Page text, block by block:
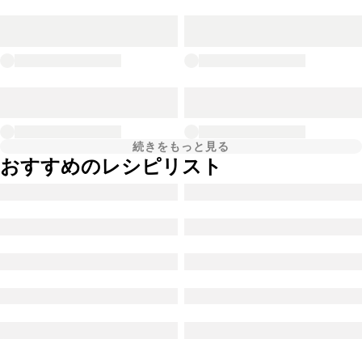
続きをもっと見る
おすすめのレシピリスト